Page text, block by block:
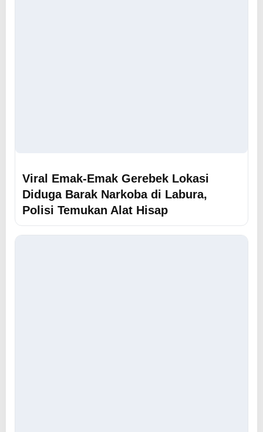
Viral Emak-Emak Gerebek Lokasi
Diduga Barak Narkoba di Labura,
Polisi Temukan Alat Hisap